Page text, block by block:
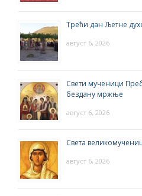
Трећи дан Љетне
август 6, 2026
Свети мученици
бездану мржње
август 6, 2026
Света
август 6, 2026